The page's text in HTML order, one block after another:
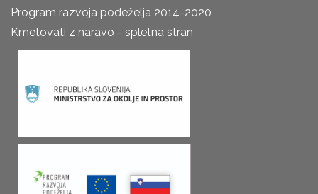
Program razvoja podeželja 2014-2020
Kmetovati z naravo - spletna stran